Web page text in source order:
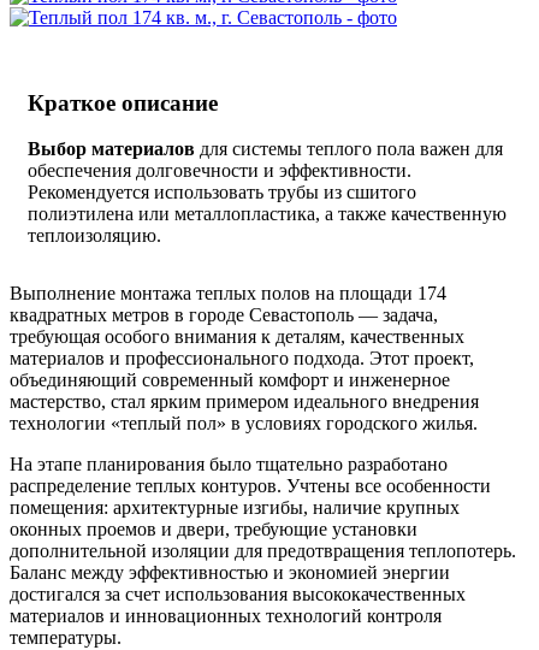
Краткое описание
Выбор материалов для системы теплого пола важен для
обеспечения долговечности и эффективности.
Рекомендуется использовать трубы из сшитого
полиэтилена или металлопластика, а также качественную
теплоизоляцию.
Выполнение монтажа теплых полов на площади 174
квадратных метров в городе Севастополь — задача,
требующая особого внимания к деталям, качественных
материалов и профессионального подхода. Этот проект,
объединяющий современный комфорт и инженерное
мастерство, стал ярким примером идеального внедрения
технологии «теплый пол» в условиях городского жилья.
На этапе планирования было тщательно разработано
распределение теплых контуров. Учтены все особенности
помещения: архитектурные изгибы, наличие крупных
оконных проемов и двери, требующие установки
дополнительной изоляции для предотвращения теплопотерь.
Баланс между эффективностью и экономией энергии
достигался за счет использования высококачественных
материалов и инновационных технологий контроля
температуры.